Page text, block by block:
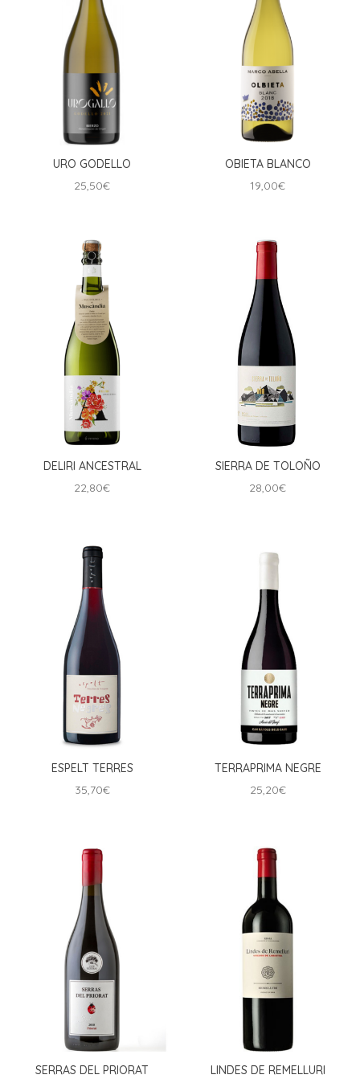
URO GODELLO
25,50€
OBIETA BLANCO
19,00€
DELIRI ANCESTRAL
22,80€
SIERRA DE TOLOÑO
28,00€
ESPELT TERRES
35,70€
TERRAPRIMA NEGRE
25,20€
SERRAS DEL PRIORAT
LINDES DE REMELLURI